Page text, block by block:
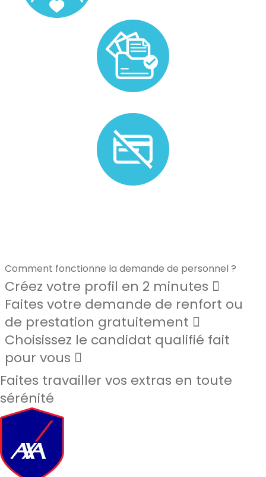
Comment fonctionne la demande de personnel ?
Créez votre profil en 2 minutes
Faites votre demande de renfort ou
de prestation gratuitement
Choisissez le candidat qualifié fait
pour vous
Faites travailler vos extras en toute
sérénité